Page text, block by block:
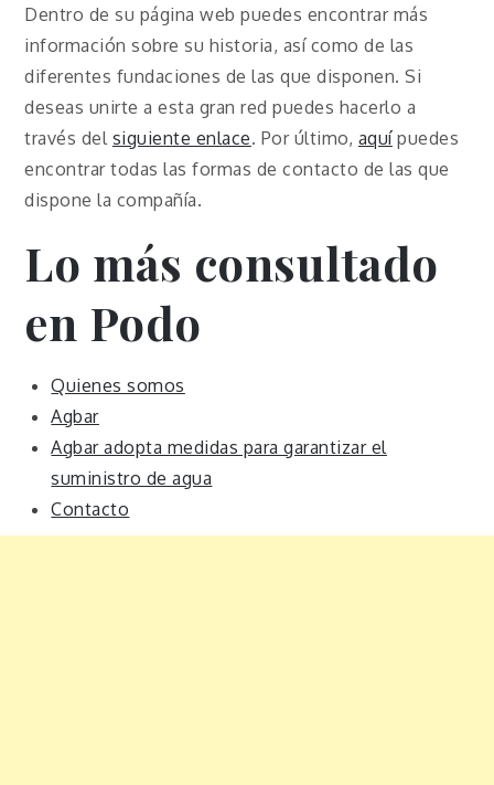
Dentro de su página web puedes encontrar más
información sobre su historia, así como de las
diferentes fundaciones de las que disponen. Si
deseas unirte a esta gran red puedes hacerlo a
través del siguiente enlace. Por último, aquípuedes
encontrar todas las formas de contacto de las que
dispone la compañía.
Lo más consultado
en Podo
Quienes somos
Agbar
Agbar adopta medidas para garantizar el
suministro de agua
Contacto